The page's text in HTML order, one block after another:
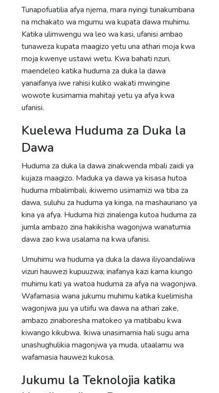
Tunapofuatilia afya njema, mara nyingi tunakumbana
na mchakato wa mgumu wa kupata dawa muhimu.
Katika ulimwengu wa leo wa kasi, ufanisi ambao
tunaweza kupata maagizo yetu una athari moja kwa
moja kwenye ustawi wetu. Kwa bahati nzuri,
maendeleo katika huduma za duka la dawa
yanaifanya iwe rahisi kuliko wakati mwingine
wowote kusimamia mahitaji yetu ya afya kwa
ufanisi.
Kuelewa Huduma za Duka la
Dawa
Huduma za duka la dawa zinakwenda mbali zaidi ya
kujaza maagizo. Maduka ya dawa ya kisasa hutoa
huduma mbalimbali, ikiwemo usimamizi wa tiba za
dawa, suluhu za huduma ya kinga, na mashauriano ya
kina ya afya. Huduma hizi zinalenga kutoa huduma za
jumla ambazo zina hakikisha wagonjwa wanatumia
dawa zao kwa usalama na kwa ufanisi.
Umuhimu wa huduma ya duka la dawa iliyoandaliwa
vizuri hauwezi kupuuzwa; inafanya kazi kama kiungo
muhimu kati ya watoa huduma za afya na wagonjwa.
Wafamasia wana jukumu muhimu katika kuelimisha
wagonjwa juu ya utiifu wa dawa na athari zake,
ambazo zinaboresha matokeo ya matibabu kwa
kiwango kikubwa. Ikiwa unasimamia hali sugu ama
unashughulikia magonjwa ya muda, utaalamu wa
wafamasia hauwezi kukosa.
Jukumu la Teknolojia katika